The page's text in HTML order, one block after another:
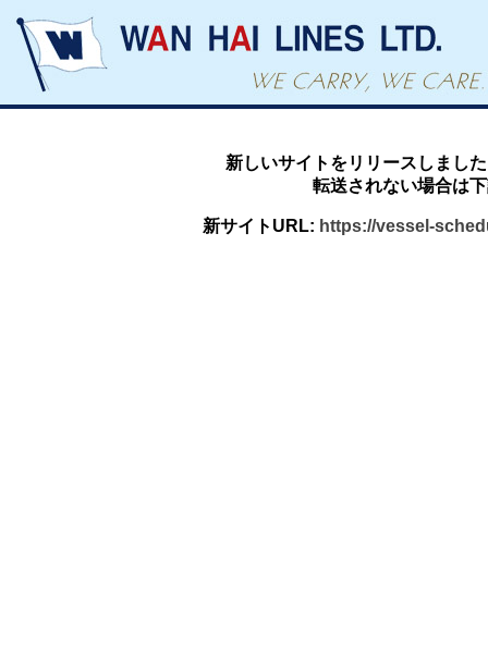
新しいサイトをリリースしまし
転送されない場合は
新サイトURL: https://vessel-